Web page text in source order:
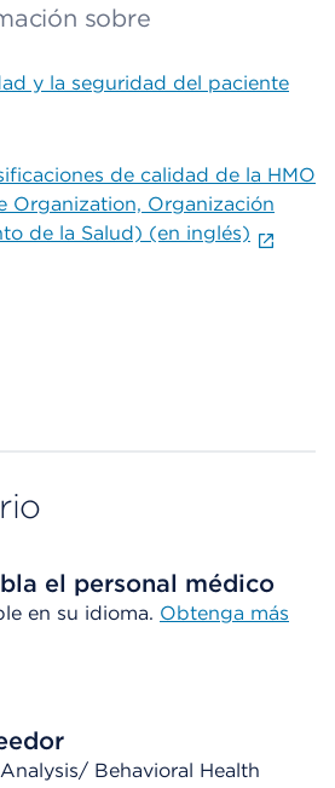
sobre
y la seguridad del paciente
de calidad de la HMO
Organization, Organización
de la Salud) (en inglés)
el personal médico
en su idioma. Obtenga más
Behavioral Health